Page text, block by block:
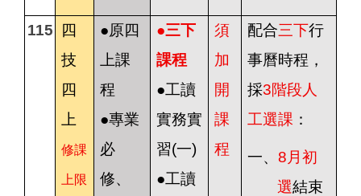
115
四
技
四
上
修課
上限
●原四
上課
程
●專業
必
修、
●三下
課程
●工讀
實務實
習(一)
●工讀
須
加
開
課
程
配合三下行
事曆時程，
採3階段人
工選課 ：
一、 8 月初
選結束